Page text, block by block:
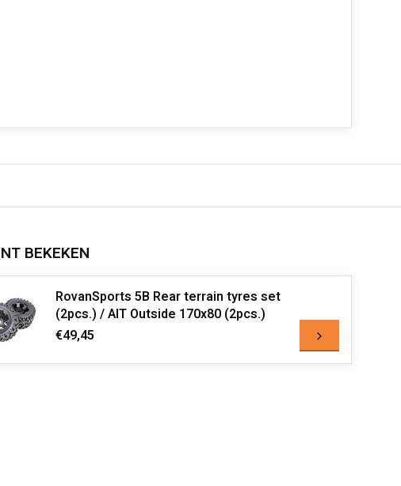
BEKEKEN
RovanSports 5B Rear terrain tyres set
(2pcs.) / AIT Outside 170x80 (2pcs.)
€49,45